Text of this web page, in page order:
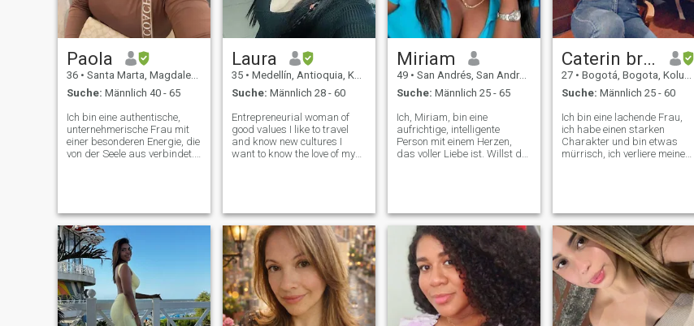
Paola
36 • Santa Marta, Magdalena, Kolumbien
Suche: Männlich 40 - 65
Ich bin eine authentische,
unternehmerische Frau mit
einer besonderen Energie, die
von der Seele aus verbindet.
lebe in der kolumbianischen
Karibik, umgeben von Natur,
Meer und guter Atmosphäre
✨ Ich genieße die kleinen
Details, ein gutes Gespräch,
Lachen, Reisen und schöne
Erlebnisse. Ich habe eine
Leidenschaft für Geschäft,
Wohlfahrt und alles, was
Laura
35 • Medellín, Antioquia, Kolumbien
Suche: Männlich 28 - 60
Entrepreneurial woman of
good values I like to travel
and know new cultures I
want to know the love of my
ernsthaften Mann sucht
Miriam
49 • San Andrés, San Andrés, Kolumbien
Suche: Männlich 25 - 65
Ich, Miriam, bin eine
aufrichtige, intelligente
Person mit einem Herzen,
das voller Liebe ist. Willst du
Spiele, keine
Zeitverschwendung, keine
Denn dafür bin ich nicht hier.
Caterin bran s
27 • Bogotá, Bogota, Kolumbien
Suche: Männlich 25 - 60
Ich bin eine lachende Frau,
ich habe einen starken
Charakter und bin etwas
mürrisch, ich verliere meine
habe ich keine Kinder. Ich bin
Single Ich bin liebevoll, ich
liebe es, meinen Mann
glücklich und zufrieden mit
mir zu machen, mit allem,
was ich zu bieten habe.